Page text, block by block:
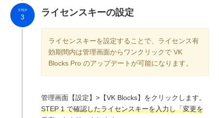
ライセンスキーの設定
ライセンスキーを設定することで、ライセンス有
効期間内は管理画面からワンクリックで VK
Blocks Pro のアップデートが可能になります。
管理画面【設定】>【VK Blocks】をクリックします。
STEP 1 で確認したライセンスキーを入力し「変更を
STEP
3